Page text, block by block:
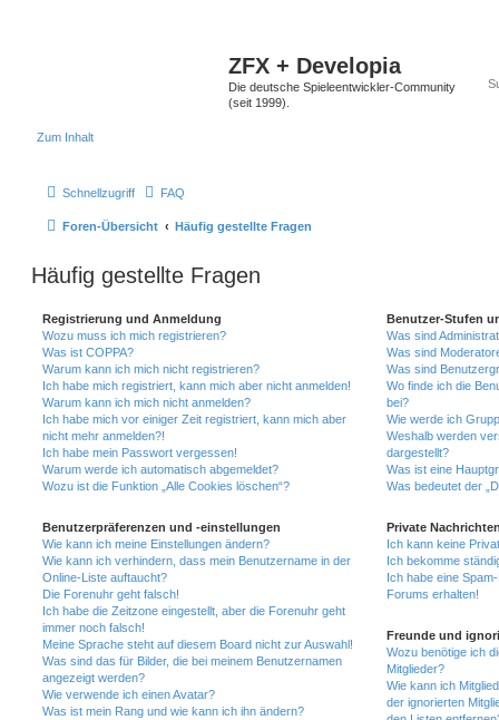
ZFX + Developia
Die deutsche Spieleentwickler-Community
(seit 1999).
Zum Inhalt
Schnellzugriff FAQ
Foren-Übersicht Häufig gestellte Fragen
Häufig gestellte Fragen
Registrierung und Anmeldung
Wozu muss ich mich registrieren?
Was ist COPPA?
Warum kann ich mich nicht registrieren?
Ich habe mich registriert, kann mich aber nicht anmelden!
Warum kann ich mich nicht anmelden?
Ich habe mich vor einiger Zeit registriert, kann mich aber
nicht mehr anmelden?!
Ich habe mein Passwort vergessen!
Warum werde ich automatisch abgemeldet?
Wozu ist die Funktion „Alle Cookies löschen“?
Benutzerpräferenzen und -einstellungen
Wie kann ich meine Einstellungen ändern?
Wie kann ich verhindern, dass mein Benutzername in der
Online-Liste auftaucht?
Die Forenuhr geht falsch!
Ich habe die Zeitzone eingestellt, aber die Forenuhr geht
immer noch falsch!
Meine Sprache steht auf diesem Board nicht zur Auswahl!
Was sind das für Bilder, die bei meinem Benutzernamen
angezeigt werden?
Wie verwende ich einen Avatar?
Was ist mein Rang und wie kann ich ihn ändern?
Benutzer-Stufen
Was sind
Was sind
Was sind
Wo finde ich die
bei?
Wie werde ich
Weshalb werden
dargestellt?
Was ist eine
Was bedeutet der
Private
Ich kann keine
Ich bekomme
Ich habe eine
Forums erhalten!
Freunde und
Wozu benötige ich
Mitglieder?
Wie kann ich
der ignorierten